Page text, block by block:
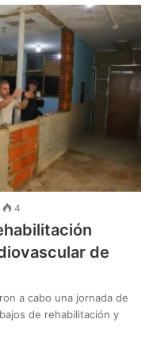
4
de
a cabo una jornada de
de rehabilitación y